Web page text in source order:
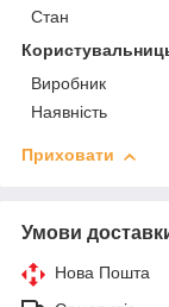
Стан
Виробник
Наявність
Приховати
Умови
Нова Пошта